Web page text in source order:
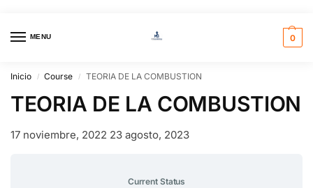
MENU 0
Inicio / Course / TEORIA DE LA COMBUSTION
TEORIA DE LA COMBUSTION
17 noviembre, 2022 23 agosto, 2023
Current Status